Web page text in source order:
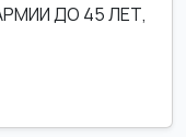
ДО 45 ЛЕТ,